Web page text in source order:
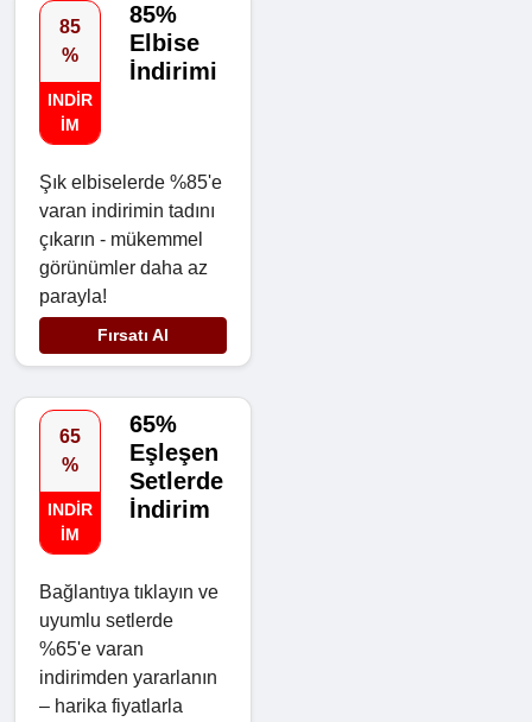
85
%
INDIR
IM
85%
Elbise
İndirimi
Şık elbiselerde %85'e
varan indirimin tadını
çıkarın - mükemmel
görünümler daha az
parayla!
Fırsatı Al
65
%
INDIR
IM
65%
Eşleşen
Setlerde
İndirim
Bağlantıya tıklayın ve
uyumlu setlerde
%65'e varan
indirimden yararlanın
– harika fiyatlarla